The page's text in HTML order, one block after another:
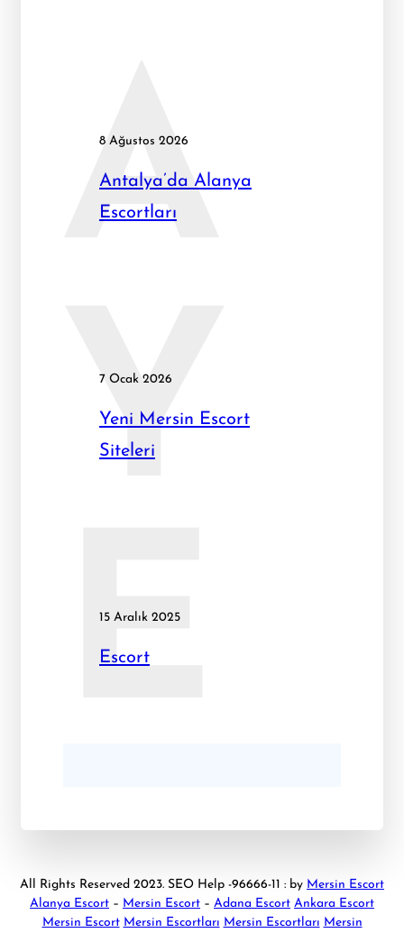
8 Ağustos 2026
A
Antalya’da Alanya
Escortları
7 Ocak 2026
Y
Yeni Mersin Escort
Siteleri
15 Aralık 2025
E
Escort
All Rights Reserved 2023. SEO Help -96666-11 : by Mersin Escort
Alanya Escort – Mersin Escort – Adana Escort Ankara Escort
Mersin Escort Mersin Escortları Mersin Escortları Mersin